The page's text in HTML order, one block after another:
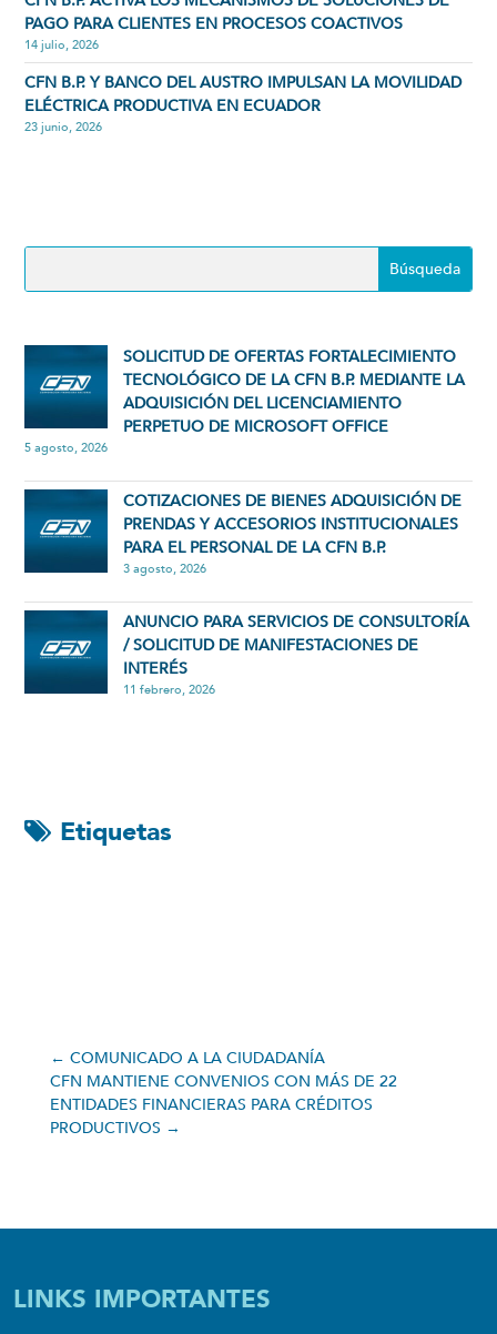
PAGO PARA CLIENTES EN PROCESOS COACTIVOS
14 julio, 2026
CFN B.P. Y BANCO DEL AUSTRO IMPULSAN LA MOVILIDAD
ELÉCTRICA PRODUCTIVA EN ECUADOR
23 junio, 2026
SOLICITUD DE OFERTAS FORTALECIMIENTO
TECNOLÓGICO DE LA CFN B.P. MEDIANTE LA
ADQUISICIÓN DEL LICENCIAMIENTO
PERPETUO DE MICROSOFT OFFICE
5 agosto, 2026
COTIZACIONES DE BIENES ADQUISICIÓN DE
PRENDAS Y ACCESORIOS INSTITUCIONALES
PARA EL PERSONAL DE LA CFN B.P.
3 agosto, 2026
ANUNCIO PARA SERVICIOS DE CONSULTORÍA
/ SOLICITUD DE MANIFESTACIONES DE
INTERÉS
11 febrero, 2026
Etiquetas
← COMUNICADO A LA CIUDADANÍA
CFN MANTIENE CONVENIOS CON MÁS DE 22
ENTIDADES FINANCIERAS PARA CRÉDITOS
PRODUCTIVOS →
LINKS IMPORTANTES